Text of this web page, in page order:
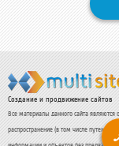
Создание и продвижение сайтов
Все материалы данного сайта являются
распространение (в том числе путем